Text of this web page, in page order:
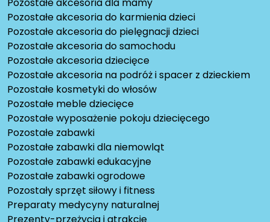
Pozostałe akcesoria dla mamy
Pozostałe akcesoria do karmienia dzieci
Pozostałe akcesoria do pielęgnacji dzieci
Pozostałe akcesoria do samochodu
Pozostałe akcesoria dziecięce
Pozostałe akcesoria na podróż i spacer z dzieckiem
Pozostałe kosmetyki do włosów
Pozostałe meble dziecięce
Pozostałe wyposażenie pokoju dziecięcego
Pozostałe zabawki
Pozostałe zabawki dla niemowląt
Pozostałe zabawki edukacyjne
Pozostałe zabawki ogrodowe
Pozostały sprzęt siłowy i fitness
Preparaty medycyny naturalnej